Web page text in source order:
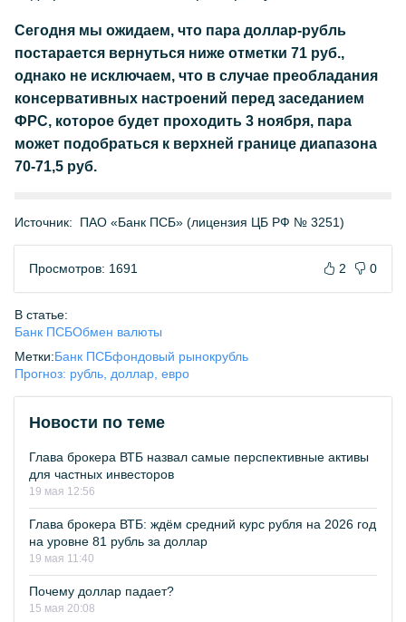
Сегодня мы ожидаем, что пара доллар-рубль
постарается вернуться ниже отметки 71 руб.,
однако не исключаем, что в случае преобладания
консервативных настроений перед заседанием
ФРС, которое будет проходить 3 ноября, пара
может подобраться к верхней границе диапазона
70-71,5 руб.
Источник: ПАО «Банк ПСБ» (лицензия ЦБ РФ № 3251)
Просмотров: 1691 2 0
В статье:
Банк ПСБОбмен валюты
Метки:Банк ПСБфондовый рынокрубль
Прогноз: рубль, доллар, евро
Новости по теме
Глава брокера ВТБ назвал самые перспективные активы
для частных инвесторов
19 мая 12:56
Глава брокера ВТБ: ждём средний курс рубля на 2026 год
на уровне 81 рубль за доллар
19 мая 11:40
Почему доллар падает?
15 мая 20:08